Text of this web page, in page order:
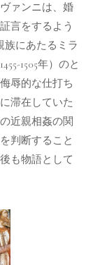
ァンニは、婚
言をするよう
族にあたるミラ
1505年）のと
辱的な仕打ち
滞在していた
近親相姦の関
判断すること
も物語として